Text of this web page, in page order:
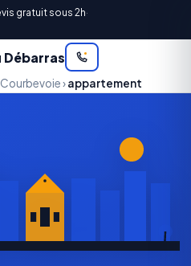
gratuit sous 2h·
Débarras
Courbevoie› appartement